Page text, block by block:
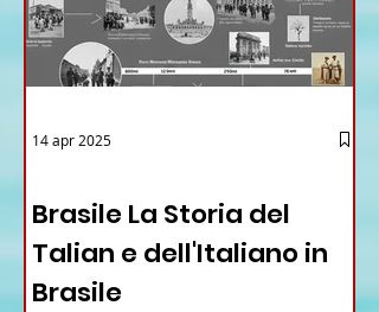
Brasile La Storia del
Talian e dell'Italiano in
Brasile
14 apr 2025